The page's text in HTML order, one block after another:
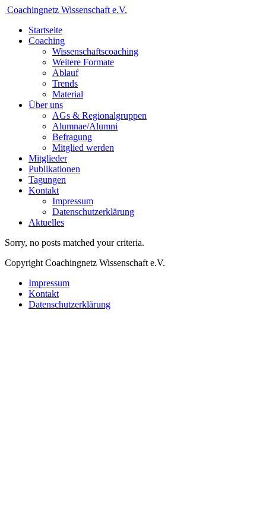
Coachingnetz Wissenschaft e.V.
Startseite
Coaching
Wissenschafts­coaching
Weitere Formate
Ablauf
Trends
Material
Über uns
AGs & Regionalgruppen
Alumnae/Alumni
Befragung
Mitglied werden
Mitglieder
Publikationen
Tagungen
Kontakt
Impressum
Datenschutzerklärung
Aktuelles
Sorry, no posts matched your criteria.
Copyright Coachingnetz Wissenschaft e.V.
Impressum
Kontakt
Datenschutzerklärung